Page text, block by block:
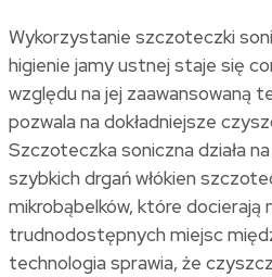
Wykorzystanie szczoteczki
higienie jamy ustnej staje się
względu na jej zaawansowaną
pozwala na dokładniejsze
Szczoteczka soniczna działa
szybkich drgań włókien
mikrobąbelków, które docierają
trudnodostępnych miejsc
technologia sprawia, że